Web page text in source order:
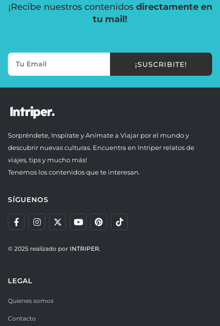
¡Recibe nuestros contenidos directamente en
tu mail!
¡SUSCRIBITE!
Sorpréndete, Inspírate y Anímate a Viajar por el mundo y
descubrir nuevas culturas. Encuentra en Intriper relatos de
viajes, tips y mucho más!
Tenemos los contenidos que te interesan.
SÍGUENOS
© 2025 realizado por INTRIPER.
LEGAL
Quienes somos
Contacto